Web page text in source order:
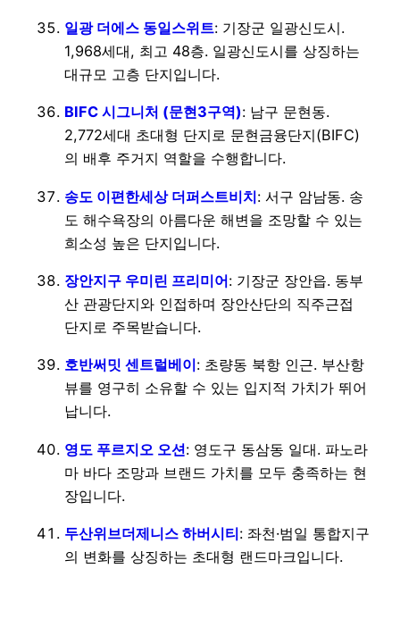
일광 더에스 동일스위트: 기장군 일광신도시.
1,968세대, 최고 48층. 일광신도시를 상징하는
대규모 고층 단지입니다.
BIFC 시그니처 (문현3구역): 남구 문현동.
2,772세대 초대형 단지로 문현금융단지(BIFC)
의 배후 주거지 역할을 수행합니다.
송도 이편한세상 더퍼스트비치: 서구 암남동. 송
도 해수욕장의 아름다운 해변을 조망할 수 있는
희소성 높은 단지입니다.
장안지구 우미린 프리미어: 기장군 장안읍. 동부
산 관광단지와 인접하며 장안산단의 직주근접
단지로 주목받습니다.
호반써밋 센트럴베이: 초량동 북항 인근. 부산항
뷰를 영구히 소유할 수 있는 입지적 가치가 뛰어
납니다.
영도 푸르지오 오션: 영도구 동삼동 일대. 파노라
마 바다 조망과 브랜드 가치를 모두 충족하는 현
장입니다.
두산위브더제니스 하버시티: 좌천·범일 통합지구
의 변화를 상징하는 초대형 랜드마크입니다.